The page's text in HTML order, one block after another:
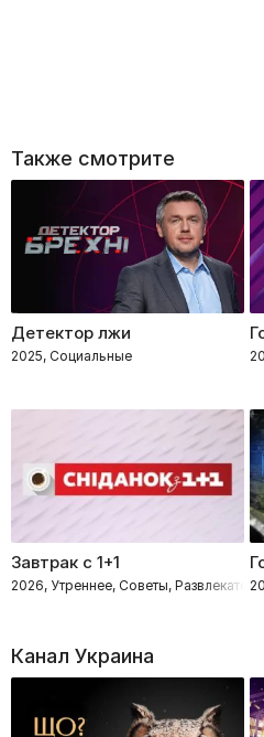
Также смотрите
Детектор лжи
2025, Социальные
Завтрак с 1+1
2026, Утреннее, Советы,
Канал Украина